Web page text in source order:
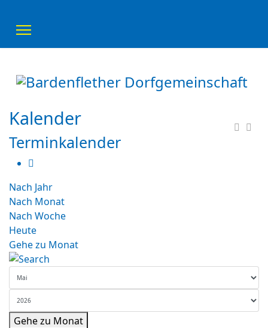
Kalender
Terminkalender
Nach Jahr
Nach Monat
Nach Woche
Heute
Gehe zu Monat
Gehe zu Monat